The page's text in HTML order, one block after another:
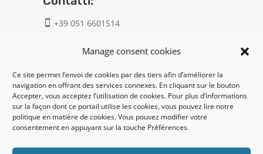
Manage consent cookies
Ce site permet l’envoi de cookies par des tiers afin d’améliorer la
navigation en offrant des services connexes. En cliquant sur le bouton
Accepter, vous acceptez l’utilisation de cookies. Pour plus d’informations
sur la façon dont ce portail utilise les cookies, vous pouvez lire notre
politique en matière de cookies. Vous pouvez modifier votre
consentement en appuyant sur la touche Préférences.
 +39 051 6601514
info@geatech.it
UNI EN ISO 9001: 2015
Legal:
Privacy policy